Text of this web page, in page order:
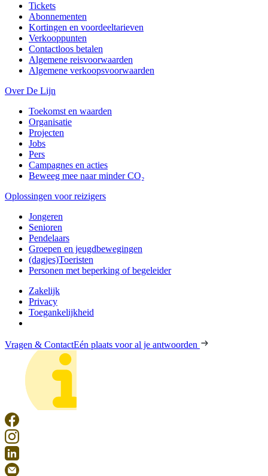
Tickets
Abonnementen
Kortingen en voordeeltarieven
Verkooppunten
Contactloos betalen
Algemene reisvoorwaarden
Algemene verkoopsvoorwaarden
Over De Lijn
Toekomst en waarden
Organisatie
Projecten
Jobs
Pers
Campagnes en acties
Beweeg mee naar minder CO₂
Oplossingen voor reizigers
Jongeren
Senioren
Pendelaars
Groepen en jeugdbewegingen
(dagjes)Toeristen
Personen met beperking of begeleider
Zakelijk
Privacy
Toegankelijkheid
Vragen & ContactEén plaats voor al je antwoorden